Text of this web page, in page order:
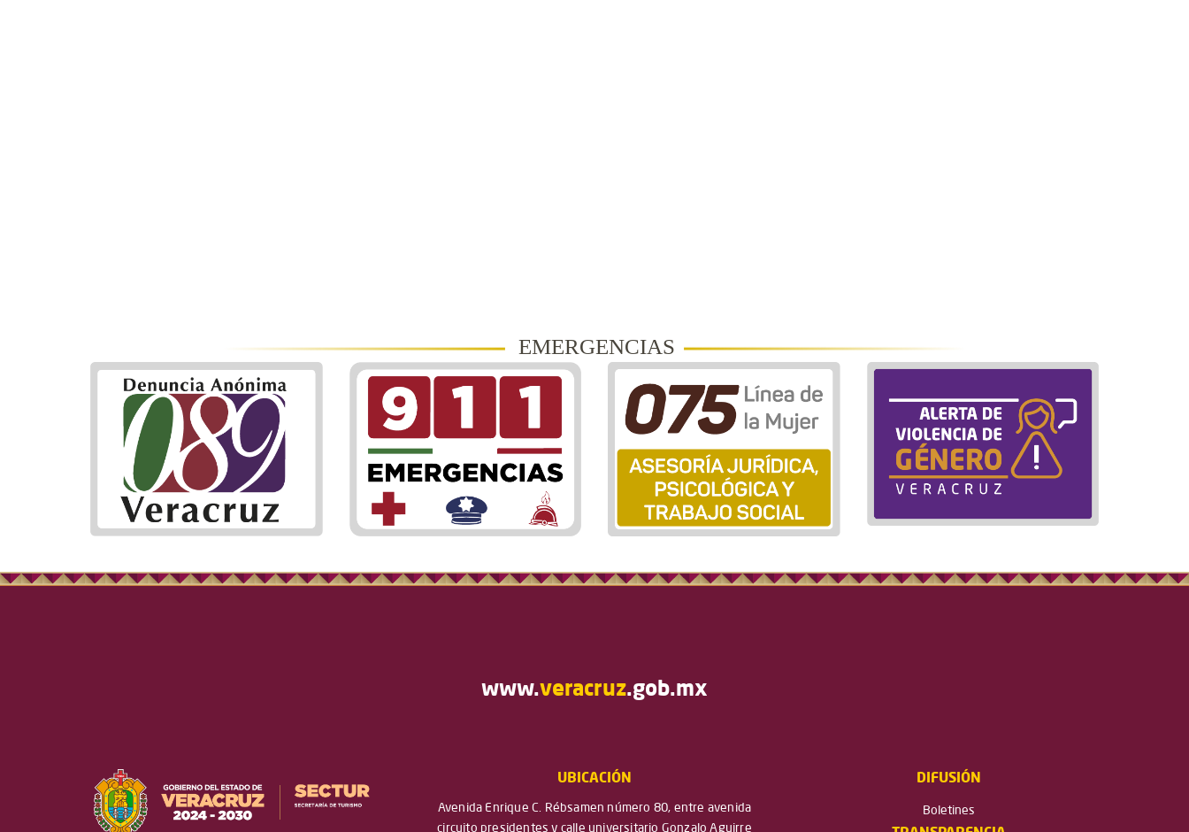
EMERGENCIAS
www.veracruz.gob.mx
UBICACIÓN
Avenida Enrique C. Rébsamen número 80, entre avenida
circuito presidentes y calle universitario Gonzalo Aguirre
DIFUSIÓN
Boletines